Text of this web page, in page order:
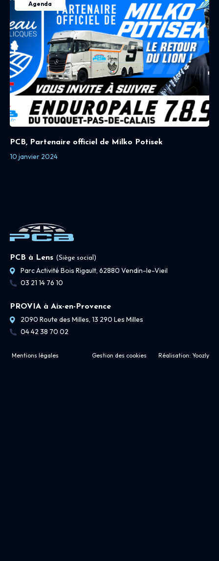
Agenda
PCB, Partenaire officiel de Milko Potisek
10 janvier 2024
PCB à Lens (Siège social)
Parc Activité Bois Rigault, 62880 Vendin-le-Vieil
03 21 14 76 10
PROVIA à Aix-en-Provence
2090 Route des Milles, 13 290 Les Milles
04 42 38 70 02
Mentions légales Gestion des cookies Réalisation: Yoozly